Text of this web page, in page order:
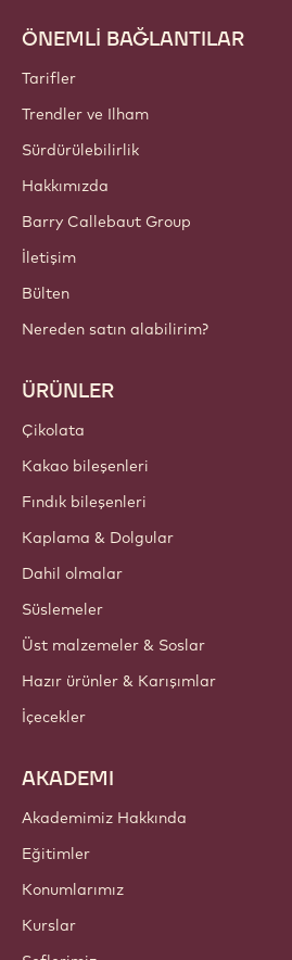
Footer
Callebaut
ÖNEMLİ BAĞLANTILAR
Tarifler
Trendler ve Ilham
Sürdürülebilirlik
Hakkımızda
Barry Callebaut Group
İletişim
Bülten
Nereden satın alabilirim?
ÜRÜNLER
Çikolata
Kakao bileşenleri
Fındık bileşenleri
Kaplama & Dolgular
Dahil olmalar
Süslemeler
Üst malzemeler & Soslar
Hazır ürünler & Karışımlar
İçecekler
AKADEMI
Akademimiz Hakkında
Eğitimler
Konumlarımız
Kurslar